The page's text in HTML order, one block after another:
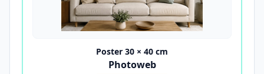
Poster 30 × 40 cm
Photoweb